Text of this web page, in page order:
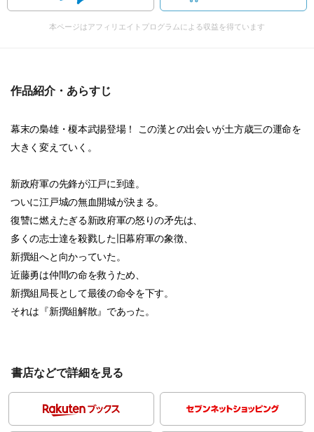
本ページはアフィリエイトプログラムによる収益を得ています
作品紹介・あらすじ
幕末の梟雄・榎本武揚登場！ この漢との出会いが土方歳三の運命を
大きく変えていく。
新政府軍の先鋒が江戸に到達。
ついに江戸城の無血開城が決まる。
復讐に燃えたぎる新政府軍の怒りの矛先は、
多くの志士達を殺戮した旧幕府軍の象徴、
新撰組へと向かっていた。
近藤勇は仲間の命を救うため、
新撰組局長として最後の命令を下す。
それは『新撰組解散』であった。
書店などで詳細を見る